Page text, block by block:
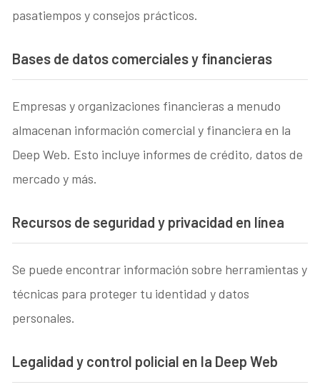
pasatiempos y consejos prácticos.
Bases de datos comerciales y financieras
Empresas y organizaciones financieras a menudo
almacenan información comercial y financiera en la
Deep Web. Esto incluye informes de crédito, datos de
mercado y más.
Recursos de seguridad y privacidad en línea
Se puede encontrar información sobre herramientas y
técnicas para proteger tu identidad y datos
personales.
Legalidad y control policial en la Deep Web